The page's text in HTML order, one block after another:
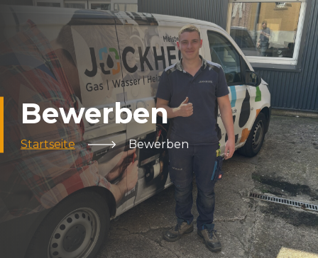
Bewerben
Startseite🡒Bewerben